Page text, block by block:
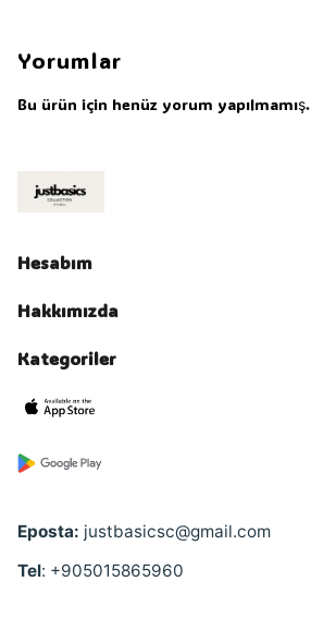
Yorumlar
Bu ürün için henüz yorum yapılmamış.
Hesabım
Hakkımızda
Kategoriler
Eposta: justbasicsc@gmail.com
Tel: +905015865960